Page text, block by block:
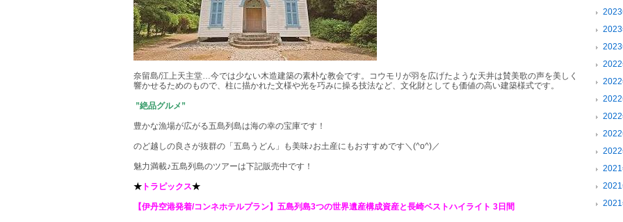
奈留島/江上天主堂
今では少ない木造建築の素朴な教会です。コウモリが羽を広げたような天井は賛美歌の声を美しく
響かせるためのもので、柱に描かれた文様や光を巧みに操る技法など、文化財としても価値の高い建築様式です。
”絶品グルメ”
豊かな漁場が広がる五島列島は海の幸の宝庫です！
のど越しの良さが抜群の「五島うどん」も美味♪お土産にもおすすめです＼ (^o^) ／
魅力満載♪五島列島のツアーは下記販売中です！
★ トラピックス★
【伊丹空港発着/コンネホテルプラン】五島列島3つの世界遺産構成資産と長崎ベストハイライト 3日間